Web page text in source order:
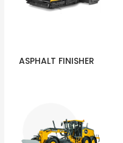
ASPHALT FINISHER